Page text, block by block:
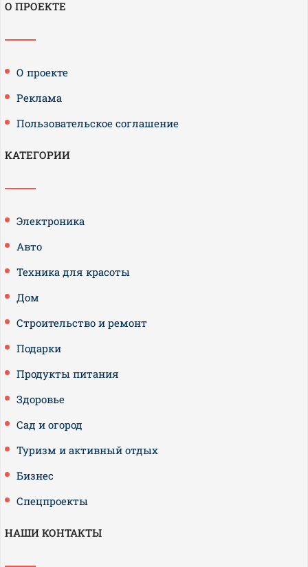
О ПРОЕКТЕ
О проекте
Реклама
Пользовательское соглашение
КАТЕГОРИИ
Электроника
Авто
Техника для красоты
Дом
Строительство и ремонт
Подарки
Продукты питания
Здоровье
Сад и огород
Туризм и активный отдых
Бизнес
Спецпроекты
НАШИ КОНТАКТЫ